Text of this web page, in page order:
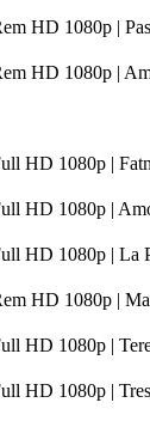
HD 1080p |
HD 1080p |
HD 1080p |
HD 1080p |
HD 1080p | La
HD 1080p |
HD 1080p |
HD 1080p |